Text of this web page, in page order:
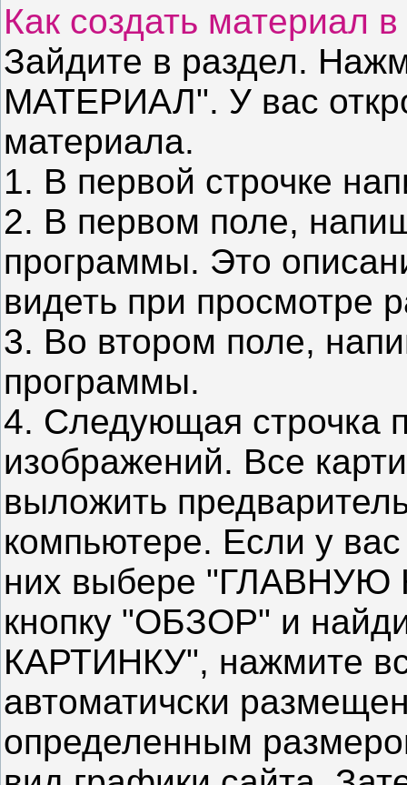
Как создать материал
Зайдите в раздел.
МАТЕРИАЛ". У вас
материала.
1. В первой строчке
2. В первом поле,
программы. Это
видеть при просмотре
3. Во втором поле,
программы.
4. Следующая строчка
изображений. Все
выложить
компьютере. Если у вас
них выбере "ГЛАВНУЮ
кнопку "ОБЗОР" и
КАРТИНКУ", нажмите
автоматичски
определенным